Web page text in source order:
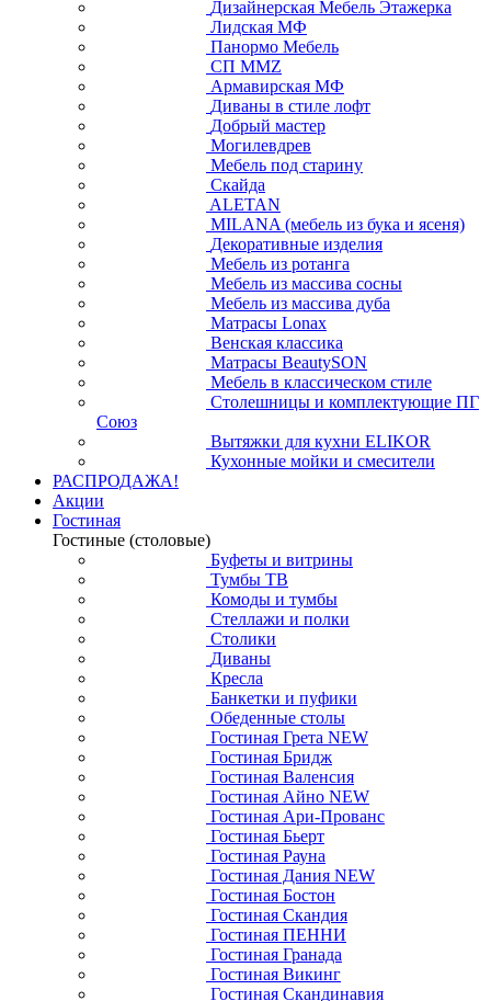
Дизайнерская Мебель Этажерка
Лидская МФ
Панормо Мебель
СП ММZ
Армавирская МФ
Диваны в стиле лофт
Добрый мастер
Могилевдрев
Мебель под старину
Скайда
ALETAN
MILANA (мебель из бука и ясеня)
Декоративные изделия
Мебель из ротанга
Мебель из массива сосны
Мебель из массива дуба
Матрасы Lonax
Венская классика
Матрасы BeautySON
Мебель в классическом стиле
Столешницы и комплектующие ПГ
Союз
Вытяжки для кухни ELIKOR
Кухонные мойки и смесители
РАСПРОДАЖА!
Акции
Гостиная
Гостиные (столовые)
Буфеты и витрины
Тумбы ТВ
Комоды и тумбы
Стеллажи и полки
Столики
Диваны
Кресла
Банкетки и пуфики
Обеденные столы
Гостиная Грета NEW
Гостиная Бридж
Гостиная Валенсия
Гостиная Айно NEW
Гостиная Ари-Прованс
Гостиная Бьерт
Гостиная Рауна
Гостиная Дания NEW
Гостиная Бостон
Гостиная Скандия
Гостиная ПЕННИ
Гостиная Гранада
Гостиная Викинг
Гостиная Скандинавия